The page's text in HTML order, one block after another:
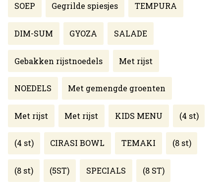
SOEP Gegrilde spiesjes TEMPURA
DIM-SUM GYOZA SALADE
Gebakken rijstnoedels Met rijst
NOEDELS Met gemengde groenten
Met rijst Met rijst KIDS MENU (4 st)
(4 st) CIRASI BOWL TEMAKI (8 st)
(8 st) (5ST) SPECIALS (8 ST)